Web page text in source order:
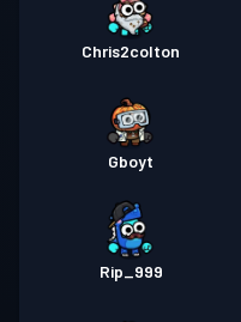
Chris2colton
Gboyt
Rip_999